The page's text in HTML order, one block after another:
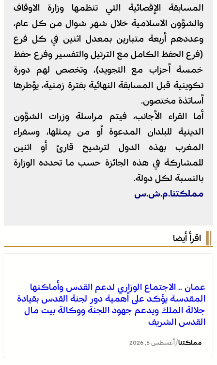
المسابقة الإقصائية التي تنظمها وزارة الاوقاف
والشؤون الاسلامية خلال شهر شوال من كل عام،
وعددهم أربعة متبارين بمعدل اثنين في كل فرع
(فرع الحفظ الكامل مع الترتيل والتفسير وفرع حفظ
خمسة أحزاب مع التجويد)، وتخصص لهم دورة
تكوينية قبل المسابقة النهائية بفترة زمنية، يؤطرها
أساتذة مختصون.
أما القراء الأجانب، فيتم مراسلة وزرات الشؤون
الدينية للبلدان المدعوة أو من يمثلها، وسفراء
المغرب بهذه الدول لترشيح قارئ أو اثنين
للمشاركة في هذه الجائزة حسب ما تحدده الوزارة
بالنسبة لكل دولة.
مملكتنا.م.ش.س
اقرأ أيضا
عمان .. الاجتماع الوزاري لدعم القدس وأماكنها
المقدسة يؤكد على أهمية دور لجنة القدس بقيادة
جلالة الملك ويدعم جهود اللجنة ووكالة بيت مال
القدس الشريف
مملكتنا/ أغسطس 5, 2026